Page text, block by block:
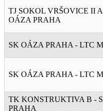
TJ SOKOL VRŠOVICE II
OÁZA PRAHA
SK OÁZA PRAHA - LTC
SK OÁZA PRAHA - LTC
TK KONSTRUKTIVA B -
PRAHA